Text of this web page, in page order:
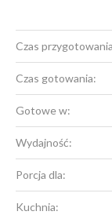
Czas
Czas gotowania:
Gotowe w:
Wydajność:
Porcja dla:
Kuchnia: